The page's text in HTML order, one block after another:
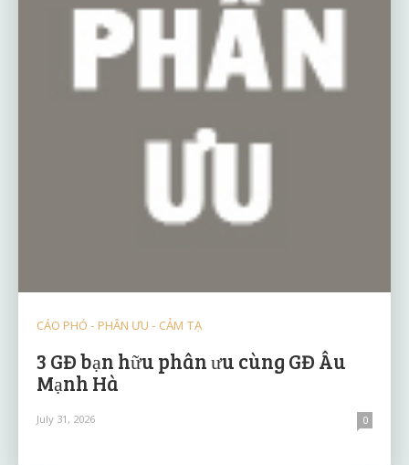
CÁO PHÓ - PHÂN ƯU - CẢM TẠ
3 GĐ bạn hữu phân ưu cùng GĐ Âu
Mạnh Hà
July 31, 2026 0